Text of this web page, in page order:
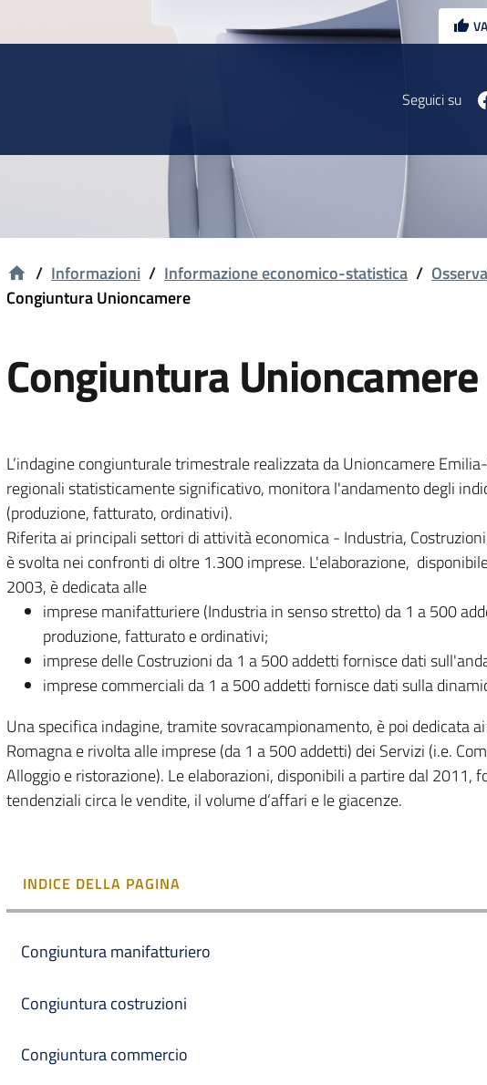
Seguici su
/ Informazioni / Informazione economico-statistica /
Congiuntura Unioncamere
Congiuntura Unioncamere
L’indagine congiunturale trimestrale realizzata da Unioncamere
regionali statisticamente significativo, monitora l'andamento degli
(produzione, fatturato, ordinativi).
Riferita ai principali settori di attività economica - Industria,
è svolta nei confronti di oltre 1.300 imprese. L'elaborazione,
2003, è dedicata alle
imprese manifatturiere (Industria in senso stretto) da 1 a 500
produzione, fatturato e ordinativi;
imprese delle Costruzioni da 1 a 500 addetti fornisce dati
imprese commerciali da 1 a 500 addetti fornisce dati sulla
Una specifica indagine, tramite sovracampionamento, è poi dedicata
Romagna e rivolta alle imprese (da 1 a 500 addetti) dei Servizi (i.e.
Alloggio e ristorazione). Le elaborazioni, disponibili a partire dal 2011,
tendenziali circa le vendite, il volume d’affari e le giacenze.
INDICE DELLA PAGINA
Congiuntura manifatturiero
Congiuntura costruzioni
Congiuntura commercio